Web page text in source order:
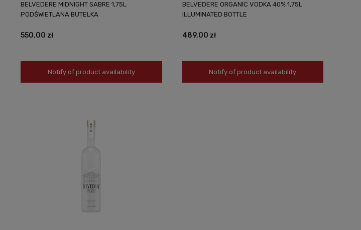
BELVEDERE MIDNIGHT SABRE 1,75L
PODŚWIETLANA BUTELKA
550,00 zł
Notify of product availability
BELVEDERE ORGANIC VODKA 40% 1,75L
ILLUMINATED BOTTLE
489,00 zł
Notify of product availability